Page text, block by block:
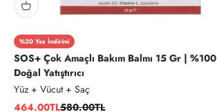
%20 Yaz İndirimi
SOS+ Çok Amaçlı Bakım Balmı 15 Gr | %100
Doğal Yatıştırıcı
Yüz + Vücut + Saç
İndirimli fiyat
464.00TLNormal fiyat
580.00TL